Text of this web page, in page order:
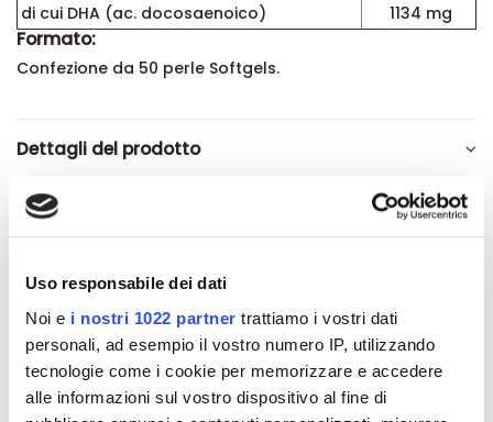
Uso responsabile dei dati
Noi e i nostri 1022 partner trattiamo i vostri dati
personali, ad esempio il vostro numero IP, utilizzando
tecnologie come i cookie per memorizzare e accedere
alle informazioni sul vostro dispositivo al fine di
di cui DHA (ac. docosaenoico)
1134 mg
Formato:
Confezione da 50 perle Softgels.
Dettagli del prodotto
About Solgar
Recensioni
Altri prodotti che potrebbero